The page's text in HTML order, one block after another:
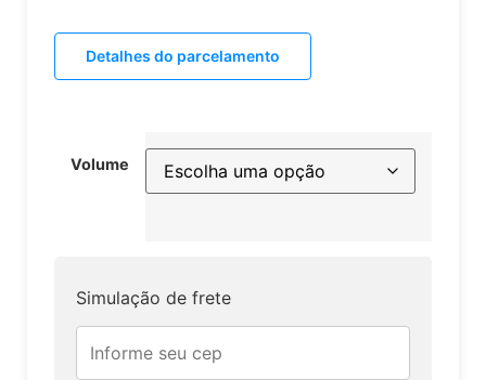
Detalhes do parcelamento
Volume
Simulação de frete